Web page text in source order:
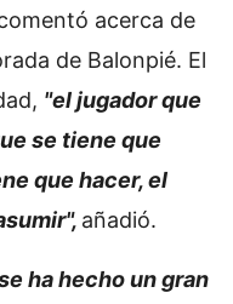
acerca de
de Balonpié. El
"el jugador que
se tiene que
que hacer, el
añadió.
ha hecho un gran